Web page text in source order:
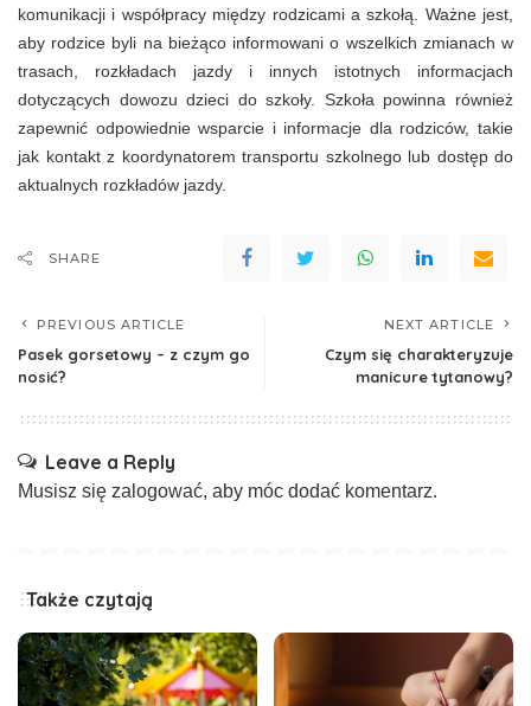
komunikacji i współpracy między rodzicami a szkołą. Ważne jest,
aby rodzice byli na bieżąco informowani o wszelkich zmianach w
trasach, rozkładach jazdy i innych istotnych informacjach
dotyczących dowozu dzieci do szkoły. Szkoła powinna również
zapewnić odpowiednie wsparcie i informacje dla rodziców, takie
jak kontakt z koordynatorem transportu szkolnego lub dostęp do
aktualnych rozkładów jazdy.
SHARE
PREVIOUS ARTICLE
Pasek gorsetowy – z czym go
nosić?
NEXT ARTICLE
Czym się charakteryzuje
manicure tytanowy?
Leave a Reply
Musisz się zalogować, aby móc dodać komentarz.
Także czytają